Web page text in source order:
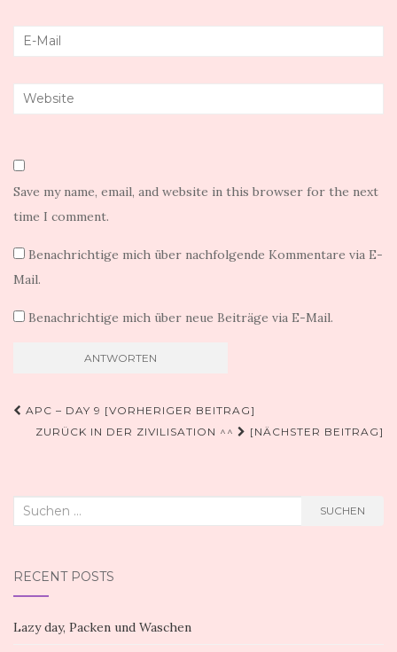
Save my name, email, and website in this browser for the next
time I comment.
Benachrichtige mich über nachfolgende Kommentare via E-
Mail.
Benachrichtige mich über neue Beiträge via E-Mail.
Beitragsnavigation
APC – DAY 9 [VORHERIGER BEITRAG]
ZURÜCK IN DER ZIVILISATION ^^
[NÄCHSTER BEITRAG]
Suchen
SUCHEN
RECENT POSTS
Lazy day, Packen und Waschen